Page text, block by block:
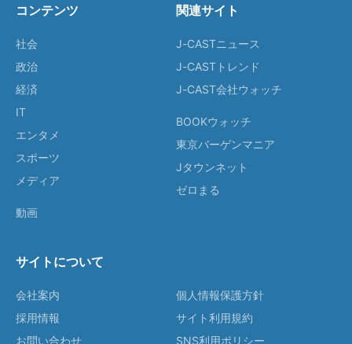
コンテンツ
社会
政治
経済
IT
エンタメ
スポーツ
メディア
動画
関連サイト
J-CASTニュース
J-CASTトレンド
J-CAST会社ウォッチ
BOOKウォッチ
東京バーゲンマニア
Jタウンネット
ゼロまる
サイトについて
会社案内
採用情報
お問い合わせ
個人情報保護方針
サイト利用規約
SNS利用ポリシー